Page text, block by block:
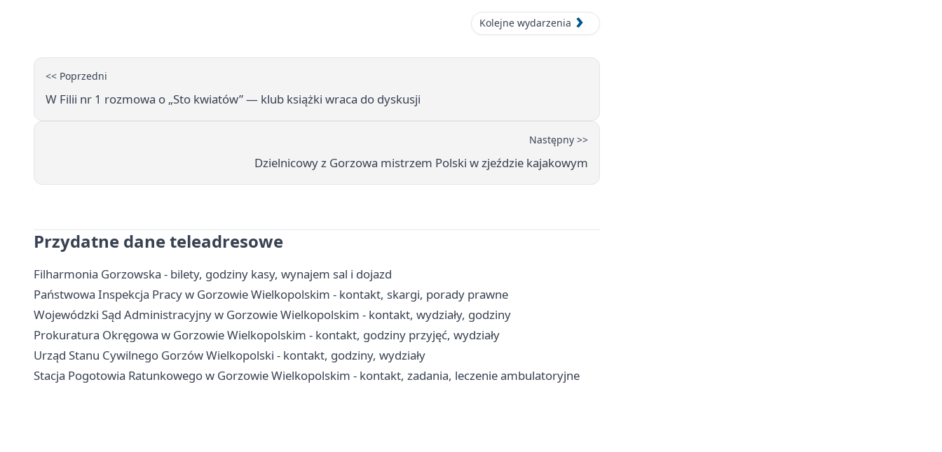
Kolejne wydarzenia
<< Poprzedni
W Filii nr 1 rozmowa o „Sto kwiatów” — klub książki wraca do dyskusji
Następny >>
Dzielnicowy z Gorzowa mistrzem Polski w zjeździe kajakowym
Przydatne dane teleadresowe
Filharmonia Gorzowska - bilety, godziny kasy, wynajem sal i dojazd
Państwowa Inspekcja Pracy w Gorzowie Wielkopolskim - kontakt, skargi, porady prawne
Wojewódzki Sąd Administracyjny w Gorzowie Wielkopolskim - kontakt, wydziały, godziny
Prokuratura Okręgowa w Gorzowie Wielkopolskim - kontakt, godziny przyjęć, wydziały
Urząd Stanu Cywilnego Gorzów Wielkopolski - kontakt, godziny, wydziały
Stacja Pogotowia Ratunkowego w Gorzowie Wielkopolskim - kontakt, zadania, leczenie ambulatoryjne